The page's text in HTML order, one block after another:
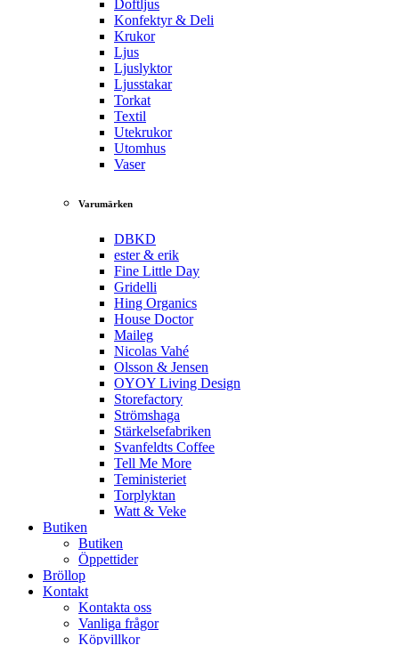
Doftljus
Konfektyr & Deli
Krukor
Ljus
Ljuslyktor
Ljusstakar
Torkat
Textil
Utekrukor
Utomhus
Vaser
Varumärken
DBKD
ester & erik
Fine Little Day
Gridelli
Hing Organics
House Doctor
Maileg
Nicolas Vahé
Olsson & Jensen
OYOY Living Design
Storefactory
Strömshaga
Stärkelsefabriken
Svanfeldts Coffee
Tell Me More
Teministeriet
Torplyktan
Watt & Veke
Butiken
Butiken
Öppettider
Bröllop
Kontakt
Kontakta oss
Vanliga frågor
Köpvillkor